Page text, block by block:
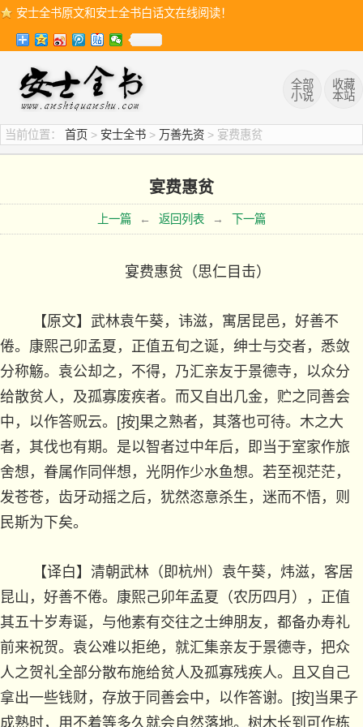
安士全书原文和安士全书白话文在线阅读！
全部
小说
收藏
本站
当前位置： 首页 > 安士全书 > 万善先资 > 宴费惠贫
宴费惠贫
上一篇 ← 返回列表 → 下一篇
宴费惠贫（思仁目击）
【原文】武林袁午葵，讳滋，寓居昆邑，好善不
倦。康熙己卯孟夏，正值五旬之诞，绅士与交者，悉敛
分称觞。袁公却之，不得，乃汇亲友于景德寺，以众分
给散贫人，及孤寡废疾者。而又自出几金，贮之同善会
中，以作答贶云。[按]果之熟者，其落也可待。木之大
者，其伐也有期。是以智者过中年后，即当于室家作旅
舍想，眷属作同伴想，光阴作少水鱼想。若至视茫茫，
发苍苍，齿牙动摇之后，犹然恣意杀生，迷而不悟，则
民斯为下矣。
【译白】清朝武林（即杭州）袁午葵，炜滋，客居
昆山，好善不倦。康熙己卯年孟夏（农历四月），正值
其五十岁寿诞，与他素有交往之士绅朋友，都备办寿礼
前来祝贺。袁公难以拒绝，就汇集亲友于景德寺，把众
人之贺礼全部分散布施给贫人及孤寡残疾人。且又自己
拿出一些钱财，存放于同善会中，以作答谢。[按]当果子
成熟时，用不着等多久就会自然落地。树木长到可作栋